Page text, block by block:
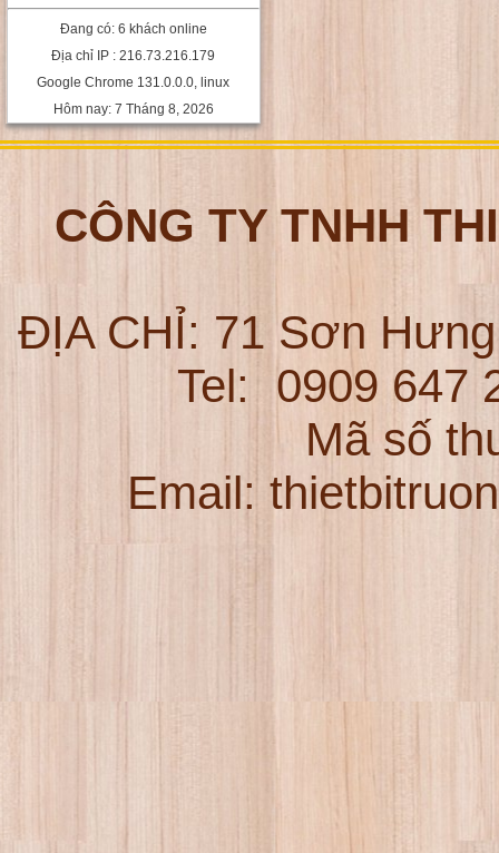
Đang có: 6 khách online
Địa chỉ IP : 216.73.216.179
Google Chrome 131.0.0.0, linux
Hôm nay: 7 Tháng 8, 2026
CÔNG TY TNHH
ĐỊA CHỈ: 71 Sơn
Tel: 0909
Mã số
Email: